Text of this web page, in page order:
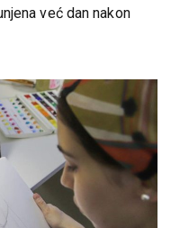
već dan nakon